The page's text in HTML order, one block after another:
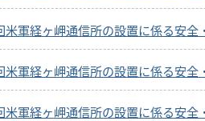
米軍経ヶ岬通信所の設置に係る安全
米軍経ヶ岬通信所の設置に係る安全
米軍経ヶ岬通信所の設置に係る安全